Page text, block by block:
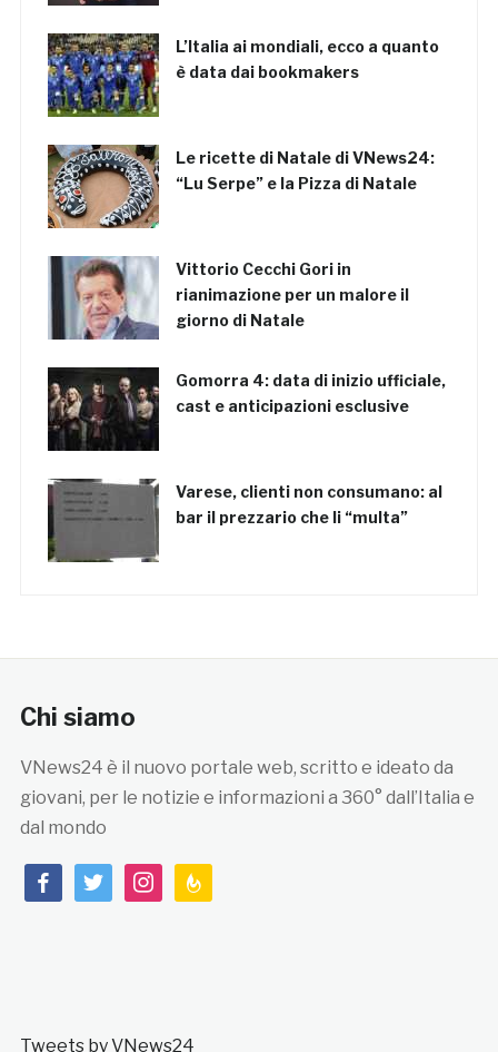
L’Italia ai mondiali, ecco a quanto
è data dai bookmakers
Le ricette di Natale di VNews24:
“Lu Serpe” e la Pizza di Natale
Vittorio Cecchi Gori in
rianimazione per un malore il
giorno di Natale
Gomorra 4: data di inizio ufficiale,
cast e anticipazioni esclusive
Varese, clienti non consumano: al
bar il prezzario che li “multa”
Chi siamo
VNews24 è il nuovo portale web, scritto e ideato da
giovani, per le notizie e informazioni a 360° dall’Italia e
dal mondo
facebooktwitterinstagramfeedburner
Tweets by VNews24